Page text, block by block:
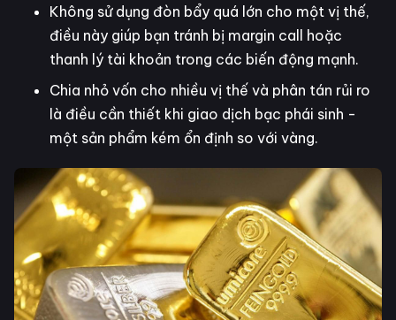
Không sử dụng đòn bẩy quá lớn cho một vị thế,
điều này giúp bạn tránh bị margin call hoặc
thanh lý tài khoản trong các biến động mạnh.
Chia nhỏ vốn cho nhiều vị thế và phân tán rủi ro
là điều cần thiết khi giao dịch bạc phái sinh -
một sản phẩm kém ổn định so với vàng.